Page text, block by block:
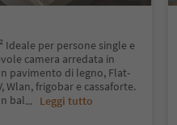
Ideale per persone single e
camera arredata in
pavimento di legno, Flat-
Wlan, frigobar e cassaforte.
bal... Leggi tutto